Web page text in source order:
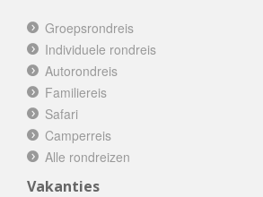
Groepsrondreis
Individuele rondreis
Autorondreis
Familiereis
Safari
Camperreis
Alle rondreizen
Vakanties